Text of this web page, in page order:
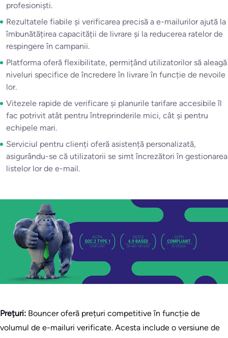
profesioniști.
Rezultatele fiabile și verificarea precisă a e-mailurilor ajută la
îmbunătățirea capacității de livrare și la reducerea ratelor de
respingere în campanii.
Platforma oferă flexibilitate, permițând utilizatorilor să aleagă
niveluri specifice de încredere în livrare în funcție de nevoile
lor.
Vitezele rapide de verificare și planurile tarifare accesibile îl
fac potrivit atât pentru întreprinderile mici, cât și pentru
echipele mari.
Serviciul pentru clienți oferă asistență personalizată,
asigurându-se că utilizatorii se simt încrezători în gestionarea
listelor lor de e-mail.
Prețuri: Bouncer oferă prețuri competitive în funcție de
volumul de e-mailuri verificate. Acesta include o versiune de